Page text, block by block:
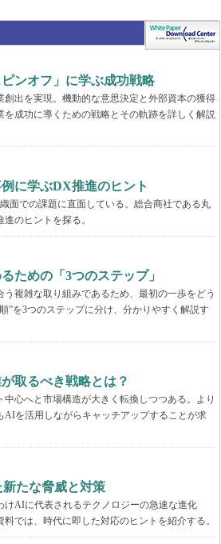
ンオフ」に学ぶ成功戦略
出を実現。機動的な意思決定と外部資本の獲得
成功に導くための戦略とその軌跡を詳しく解説
に学ぶDX推進のヒント
面での課題に直面している。総合商社である丸
のヒントを探る。
ための「3つのステップ」
複雑な取り組みであるため、最初の一歩をどう
”を3つのステップに分け、分かりやすく解説す
取るべき戦略とは？
心へと市場構造が大きく転換しつつある。より
を活用しながらキャッチアップすることが求
たな脅威と対策
けAIに代表されるテクノロジーの急速な進化
では、時代に即した対応のヒントを紹介する。